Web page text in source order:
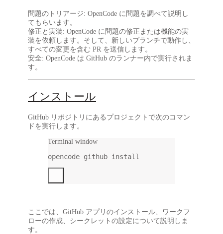
問題のトリアージ: OpenCode に問題を調べて説明し
てもらいます。
修正と実装: OpenCode に問題の修正または機能の実
装を依頼します。そして、新しいブランチで動作し、
すべての変更を含む PR を送信します。
安全: OpenCode は GitHub のランナー内で実行されま
す。
インストール
GitHub リポジトリにあるプロジェクトで次のコマン
ドを実行します。
Terminal window
opencode github install
ここでは、GitHub アプリのインストール、ワークフ
ローの作成、シークレットの設定について説明しま
す。